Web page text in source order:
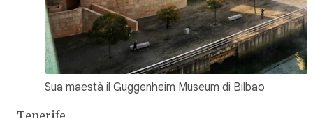
Sua maestà il Guggenheim Museum di Bilbao